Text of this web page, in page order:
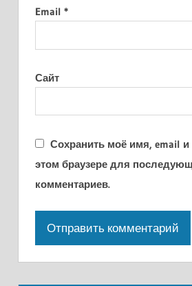
Email *
Сайт
Сохранить моё имя, email и
этом браузере для
комментариев.